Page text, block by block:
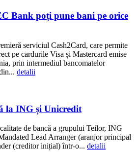
Bank poți pune bani pe orice
serviciul Cash2Card, care permite
pe cardurile Visa și Mastercard emise
prin intermediul bancomatelor
detalii
la ING și Unicredit
de bancă a grupului Teilor, ING
Lead Arranger (aranjor principal
(creditor inițial) într-o... detalii